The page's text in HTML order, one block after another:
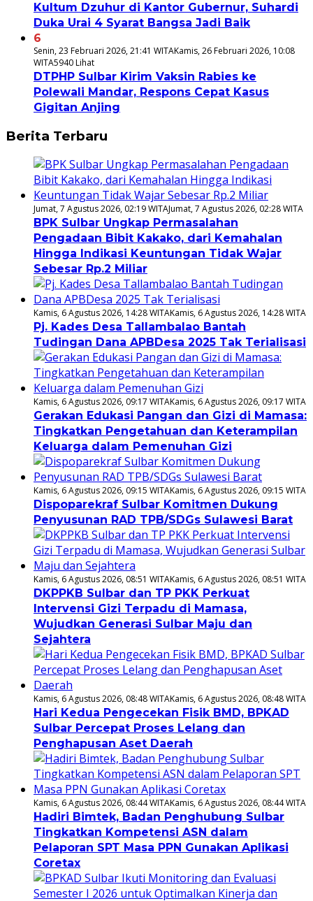
Kultum Dzuhur di Kantor Gubernur, Suhardi
Duka Urai 4 Syarat Bangsa Jadi Baik
6
Senin, 23 Februari 2026, 21:41 WITAKamis, 26 Februari 2026, 10:08
WITA5940 Lihat
DTPHP Sulbar Kirim Vaksin Rabies ke
Polewali Mandar, Respons Cepat Kasus
Gigitan Anjing
Berita Terbaru
Jumat, 7 Agustus 2026, 02:19 WITAJumat, 7 Agustus 2026, 02:28 WITA
BPK Sulbar Ungkap Permasalahan
Pengadaan Bibit Kakako, dari Kemahalan
Hingga Indikasi Keuntungan Tidak Wajar
Sebesar Rp.2 Miliar
Kamis, 6 Agustus 2026, 14:28 WITAKamis, 6 Agustus 2026, 14:28 WITA
Pj. Kades Desa Tallambalao Bantah
Tudingan Dana APBDesa 2025 Tak Terialisasi
Kamis, 6 Agustus 2026, 09:17 WITAKamis, 6 Agustus 2026, 09:17 WITA
Gerakan Edukasi Pangan dan Gizi di Mamasa:
Tingkatkan Pengetahuan dan Keterampilan
Keluarga dalam Pemenuhan Gizi
Kamis, 6 Agustus 2026, 09:15 WITAKamis, 6 Agustus 2026, 09:15 WITA
Dispoparekraf Sulbar Komitmen Dukung
Penyusunan RAD TPB/SDGs Sulawesi Barat
Kamis, 6 Agustus 2026, 08:51 WITAKamis, 6 Agustus 2026, 08:51 WITA
DKPPKB Sulbar dan TP PKK Perkuat
Intervensi Gizi Terpadu di Mamasa,
Wujudkan Generasi Sulbar Maju dan
Sejahtera
Kamis, 6 Agustus 2026, 08:48 WITAKamis, 6 Agustus 2026, 08:48 WITA
Hari Kedua Pengecekan Fisik BMD, BPKAD
Sulbar Percepat Proses Lelang dan
Penghapusan Aset Daerah
Kamis, 6 Agustus 2026, 08:44 WITAKamis, 6 Agustus 2026, 08:44 WITA
Hadiri Bimtek, Badan Penghubung Sulbar
Tingkatkan Kompetensi ASN dalam
Pelaporan SPT Masa PPN Gunakan Aplikasi
Coretax